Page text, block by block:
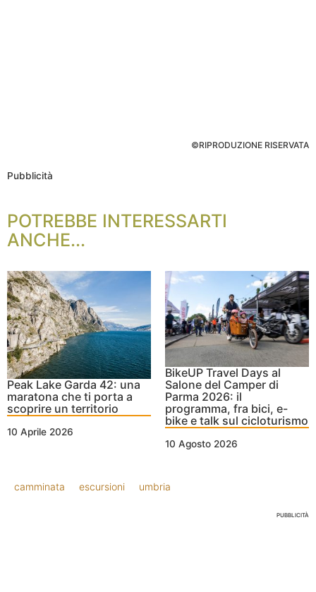
©RIPRODUZIONE RISERVATA
Pubblicità
POTREBBE INTERESSARTI
ANCHE...
Peak Lake Garda 42: una
maratona che ti porta a
scoprire un territorio
10 Aprile 2026
BikeUP Travel Days al
Salone del Camper di
Parma 2026: il
programma, fra bici, e-
bike e talk sul cicloturismo
10 Agosto 2026
camminata escursioni umbria
PUBBLICITÀ